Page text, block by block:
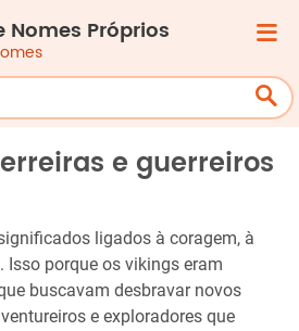
Nomes Próprios
e guerreiros
ligados à coragem, à
Isso porque os vikings eram
buscavam desbravar novos
e exploradores que